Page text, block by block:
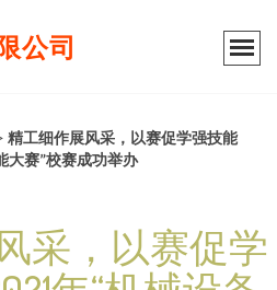
公司
精工细作展风采，以赛促学强技能
赛”校赛成功举办
采，以赛促学